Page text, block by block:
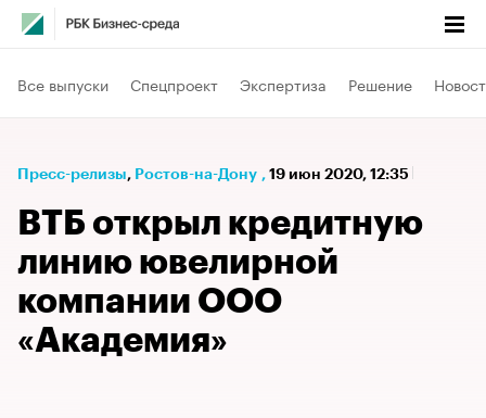
Все выпуски Спецпроект Экспертиза Решение
Пресс-релизы⁠, Ростов-на-Дону , 19 июн 2020, 12:35
ВТБ открыл кредитную
линию ювелирной
компании ООО
«Академия»